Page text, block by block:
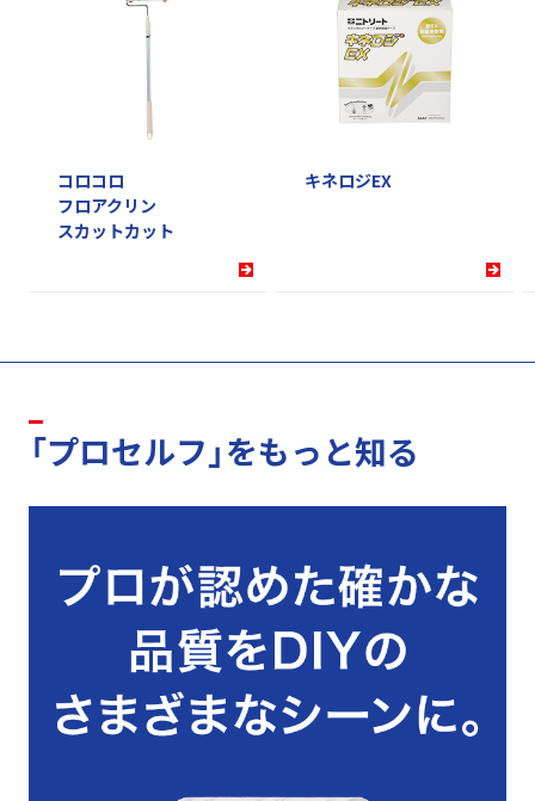
コロコロ
フロアクリン
スカットカット
キネロジEX
「プロセルフ」をもっと知る